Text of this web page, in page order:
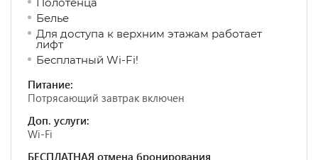
Белье
Для доступа к верхним этажам работает
лифт
Бесплатный Wi-Fi!
Питание:
Потрясающий завтрак включен
Доп. услуги:
Wi-Fi
БЕСПЛАТНАЯ отмена бронирования